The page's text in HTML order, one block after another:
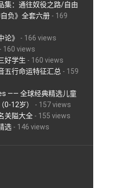
集：通往奴役之路/自由
负》全套六册 - 169
论》
- 166 views
- 160 views
好学生 - 160 views
五行命运特征汇总 - 159
—— 全球经典精选儿童
0-12岁）
- 157 views
关隘大全 - 155 views
选 - 146 views